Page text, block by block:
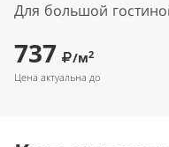
Для большой
737 /м2
Цена актуальна до